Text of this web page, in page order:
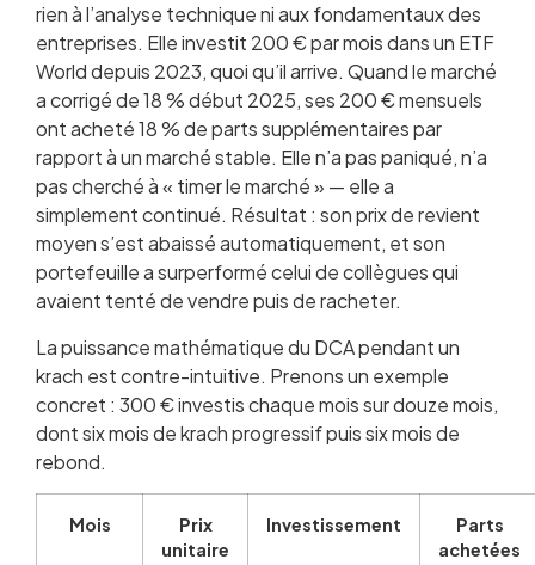
rien à l’analyse technique ni aux fondamentaux des
entreprises. Elle investit 200 € par mois dans un ETF
World depuis 2023, quoi qu’il arrive. Quand le marché
a corrigé de 18 % début 2025, ses 200 € mensuels
ont acheté 18 % de parts supplémentaires par
rapport à un marché stable. Elle n’a pas paniqué, n’a
pas cherché à « timer le marché » — elle a
simplement continué. Résultat : son prix de revient
moyen s’est abaissé automatiquement, et son
portefeuille a surperformé celui de collègues qui
avaient tenté de vendre puis de racheter.
La puissance mathématique du DCA pendant un
krach est contre-intuitive. Prenons un exemple
concret : 300 € investis chaque mois sur douze mois,
dont six mois de krach progressif puis six mois de
rebond.
Mois
Prix
unitaire
Investissement
Parts
achetées